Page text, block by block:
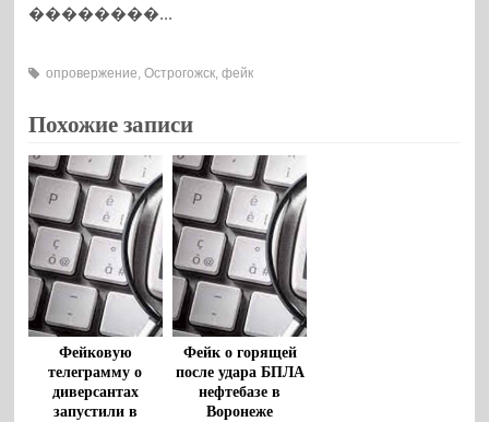
��������...
опровержение,Острогожск,фейк
Похожие записи
Фейковую
телеграмму о
диверсантах
запустили в
Фейк о горящей
после удара БПЛА
нефтебазе в
Воронеже